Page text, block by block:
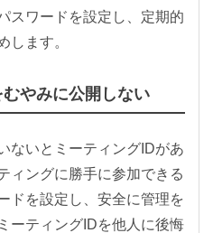
スワードを設定し、定期的
します。
やみに公開しない
ないとミーティングIDがあ
ィングに勝手に参加できる
ドを設定し、安全に管理を
ーティングIDを他人に後悔